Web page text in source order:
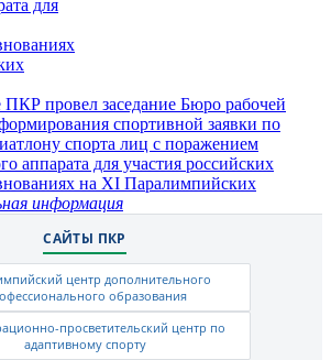
провел заседание Бюро рабочей
спортивной заявки по
спорта лиц с поражением
аппарата для участия российских
на XI Паралимпийских
информация
САЙТЫ ПКР
центр дополнительного
образования
просветительский центр по
адаптивному спорту